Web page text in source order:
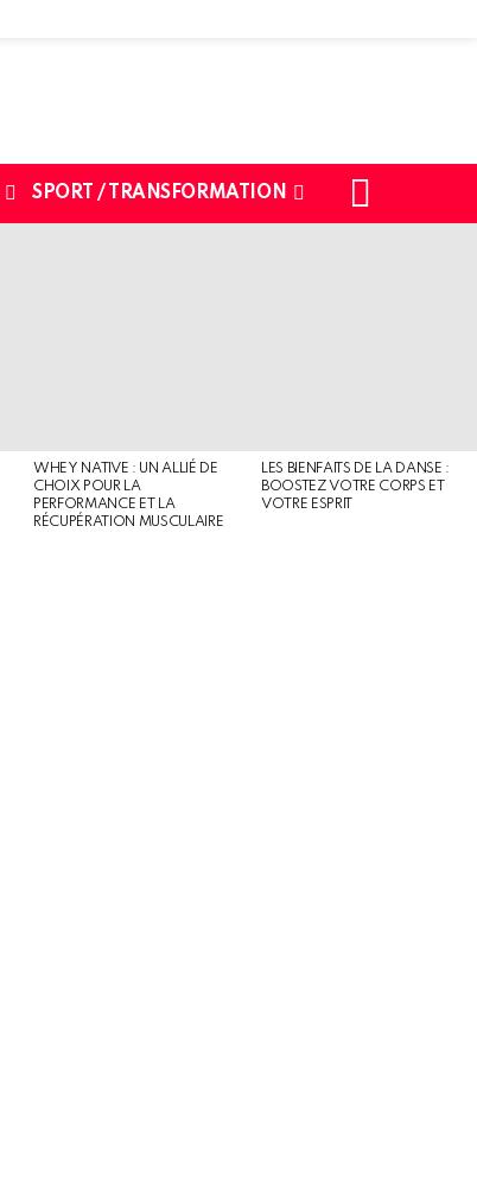
SPORT / TRANSFORMATION
WHEY NATIVE : UN ALLIÉ DE
CHOIX POUR LA
PERFORMANCE ET LA
RÉCUPÉRATION MUSCULAIRE
LES BIENFAITS DE LA DANSE :
BOOSTEZ VOTRE CORPS ET
VOTRE ESPRIT